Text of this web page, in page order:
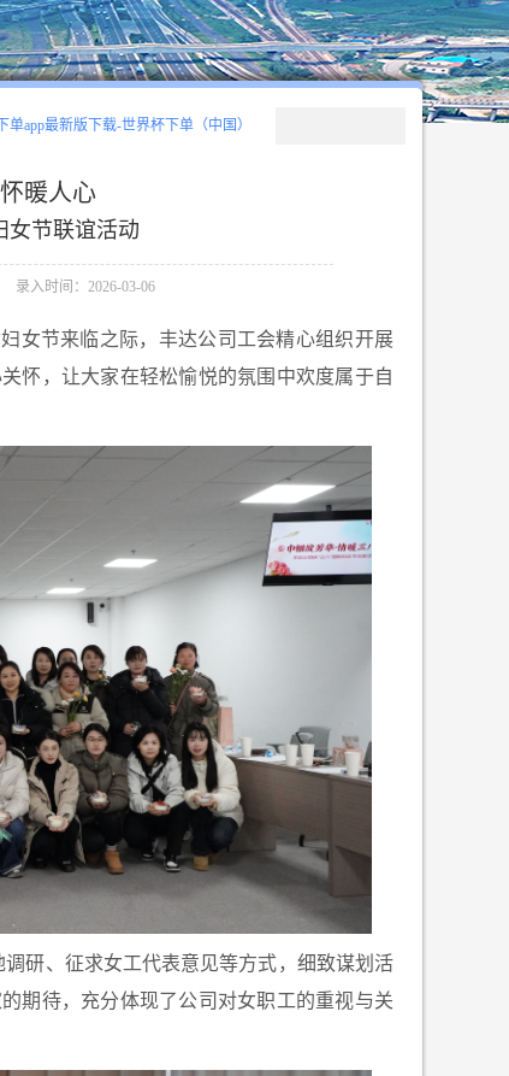
单app最新版下载-世界杯下单（中国）
暖人心
节联谊活动
录入时间：2026-03-06
女节来临之际，丰达公司工会精心组织开展
怀，让大家在轻松愉悦的氛围中欢度属于自
研、征求女工代表意见等方式，细致谋划活
期待，充分体现了公司对女职工的重视与关